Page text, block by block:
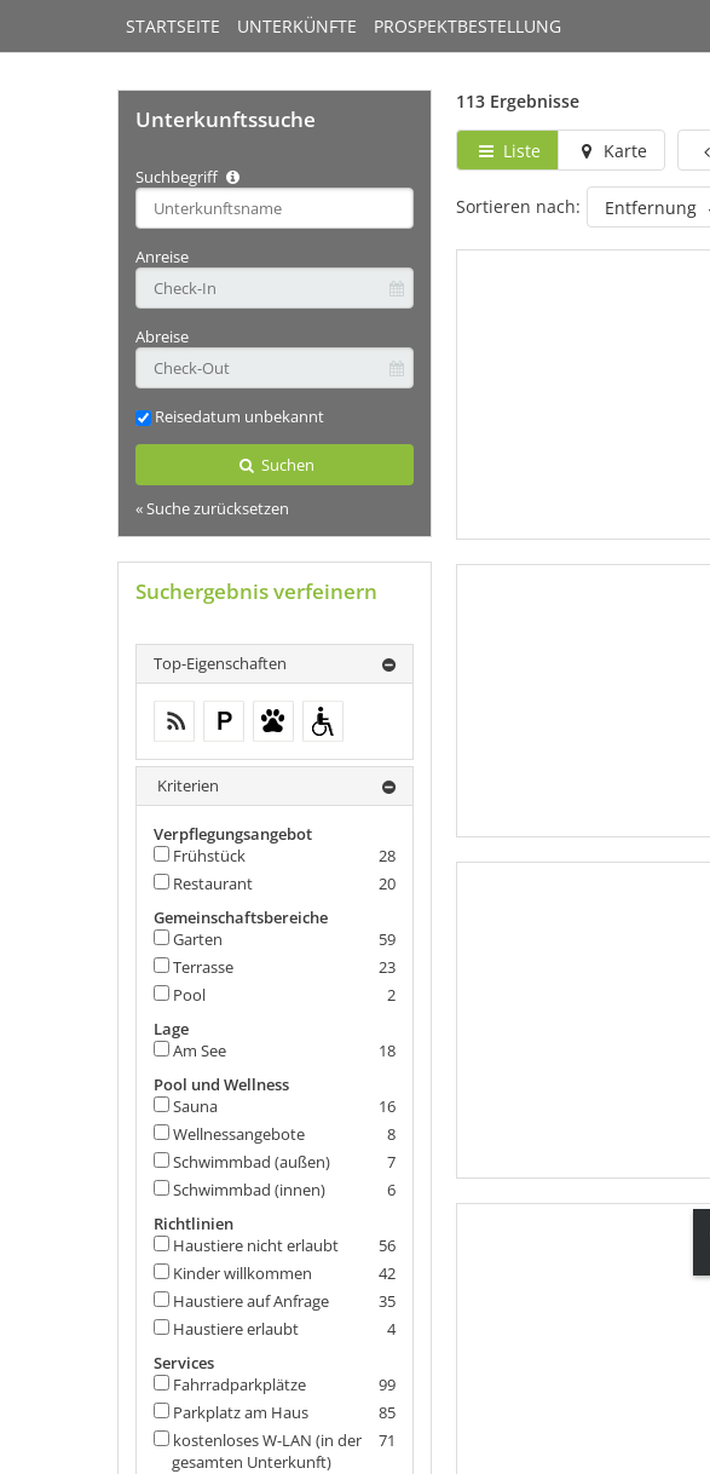
STARTSEITE UNTERKÜNFTE PROSPEKTBESTELLUNG
113 Ergebnisse
Liste Karte
Sortieren nach: Entfernung
Unterkunftssuche
Suchbegriff
Type 2 or
Anreise
Abreise
Reisedatum unbekannt
Suchen
« Suche zurücksetzen
Suchergebnis verfeinern
Top-Eigenschaften
kostenloses W-LAN (in der gesamten
Unterkunft)
kostenloser Parkplatz
Haustiere auf Anfrage
behindertenfreundliche
Unterkunft
Kriterien
Verpflegungsangebot
28
Frühstück
20
Restaurant
Gemeinschaftsbereiche
59
Garten
23
Terrasse
2
Pool
Lage
18
Am See
Pool und Wellness
16
Sauna
8
Wellnessangebote
7
Schwimmbad (außen)
6
Schwimmbad (innen)
Richtlinien
56
Haustiere nicht erlaubt
42
Kinder willkommen
35
Haustiere auf Anfrage
4
Haustiere erlaubt
Services
99
Fahrradparkplätze
85
Parkplatz am Haus
71
kostenloses W-LAN (in der
gesamten Unterkunft)